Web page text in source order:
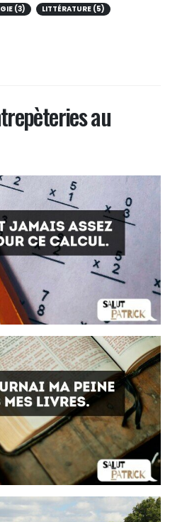
(3)
LITTÉRATURE (5)
au